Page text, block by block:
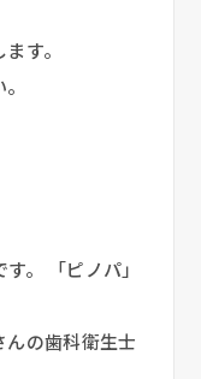
す。
。 「ピノパ」
の歯科衛生士